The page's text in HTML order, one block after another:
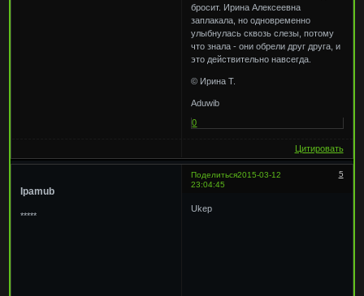
бросит. Ирина Алексеевна
заплакала, но одновременно
улыбнулась сквозь слезы, потому
что знала - они обрели друг друга, и
это действительно навсегда.
© Ирина Т.
Aduwib
0
Цитировать
Поделиться 5
2015-03-12
23:04:45
Ipamub
*****
Ukep